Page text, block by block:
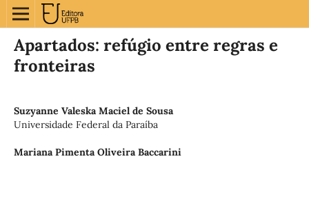
Apartados: refúgio entre regras e
fronteiras
Suzyanne Valeska Maciel de Sousa
Universidade Federal da Paraíba
Mariana Pimenta Oliveira Baccarini